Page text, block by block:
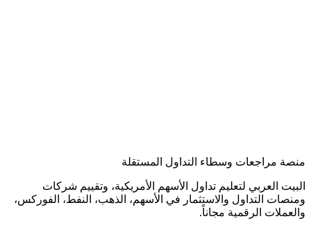
منصة مراجعات وسطاء التداول المستقلة
البيت العربي لتعليم تداول الأسهم الأمريكية، وتقييم شركات
ومنصات التداول والاستثمار في الأسهم، الذهب، النفط، الفوركس،
والعملات الرقمية مجاناً.